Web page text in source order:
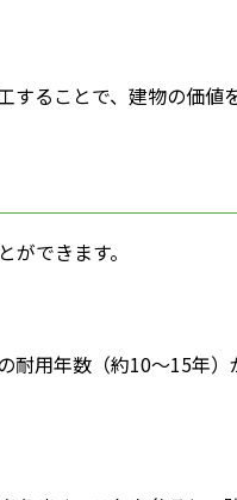
ることで、建物の価値
できます。
用年数（約10～15年